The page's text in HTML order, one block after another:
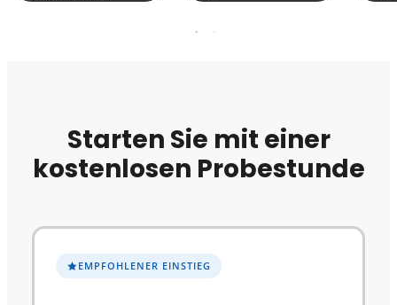
Starten Sie mit einer
kostenlosen Probestunde
EMPFOHLENER EINSTIEG